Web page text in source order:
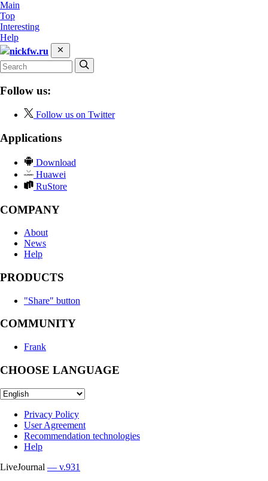
Main
Top
Interesting
Help
nickfw.ru
Follow us:
Follow us on Twitter
Applications
Download
Huawei
RuStore
COMPANY
About
News
Help
PRODUCTS
"Share" button
COMMUNITY
Frank
CHOOSE LANGUAGE
Privacy Policy
User Agreement
Recommendation technologies
Help
LiveJournal — v.931